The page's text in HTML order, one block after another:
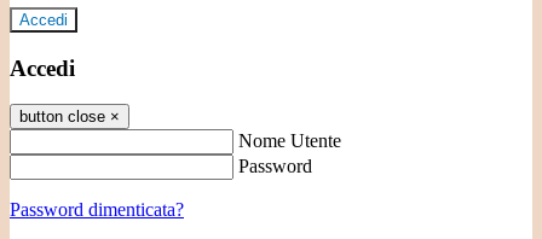
Accedi
Accedi
button close ×
Nome Utente
Password
Password dimenticata?